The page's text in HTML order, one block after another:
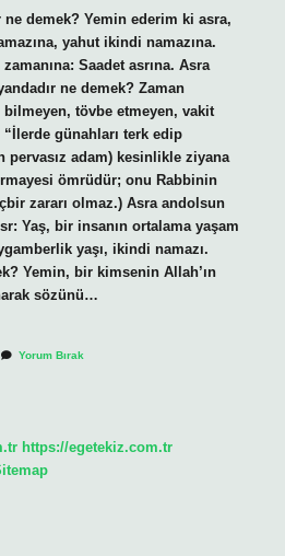
demek? Yemin ederim ki asra,
yahut ikindi namazına.
Saadet asrına. Asra
ne demek? Zaman
tövbe etmeyen, vakit
günahları terk edip
pervasız adam) kesinlikle ziyana
ömrüdür; onu Rabbinin
zararı olmaz.) Asra andolsun
Yaş, bir insanın ortalama yaşam
yaşı, ikindi namazı.
Yemin, bir kimsenin Allah’ın
sözünü…
Yorum Bırak
https://egetekiz.com.tr